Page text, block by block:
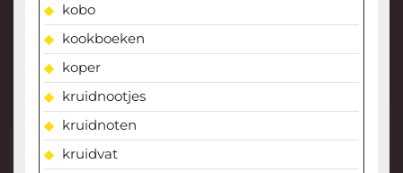
kobo
kookboeken
koper
kruidnootjes
kruidnoten
kruidvat